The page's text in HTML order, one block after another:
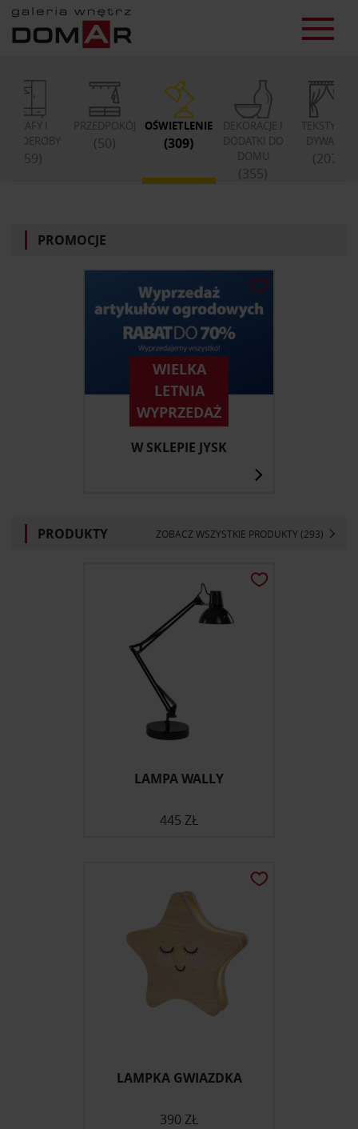
SZAFY I
GARDEROBY
(59)
PRZEDPOKÓJ
(50)
OŚWIETLENIE
(309)
DEKORACJE I
DODATKI DO
DOMU
(355)
TEKSTYLIA,
DYWANY
(207)
PROMOCJE
WIELKA
LETNIA
WYPRZEDAŻ
W SKLEPIE JYSK
PRODUKTY ZOBACZ WSZYSTKIE PRODUKTY (293)
LAMPA WALLY
445 ZŁ
LAMPKA GWIAZDKA
390 ZŁ